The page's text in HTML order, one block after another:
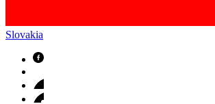
Slovakia